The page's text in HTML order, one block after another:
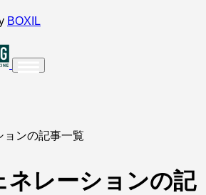
BOXIL
ーワードから探す
ョンの記事一覧
ネレーションの記